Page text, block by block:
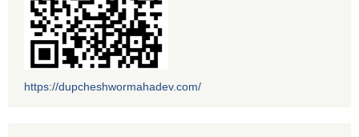
https://dupcheshwormahadev.com/